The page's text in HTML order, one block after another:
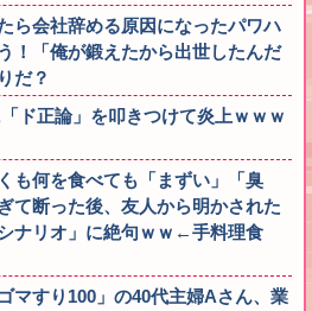
ら会社辞める原因になったパワハ
！「俺が鍛えたから出世したんだ
だ？
ド正論」を叩きつけて炎上ｗｗｗ
も何を食べても「まずい」「臭
て断った後、友人から明かされた
ナリオ」に絶句ｗｗ←手料理食
マすり100」の40代主婦Aさん、業